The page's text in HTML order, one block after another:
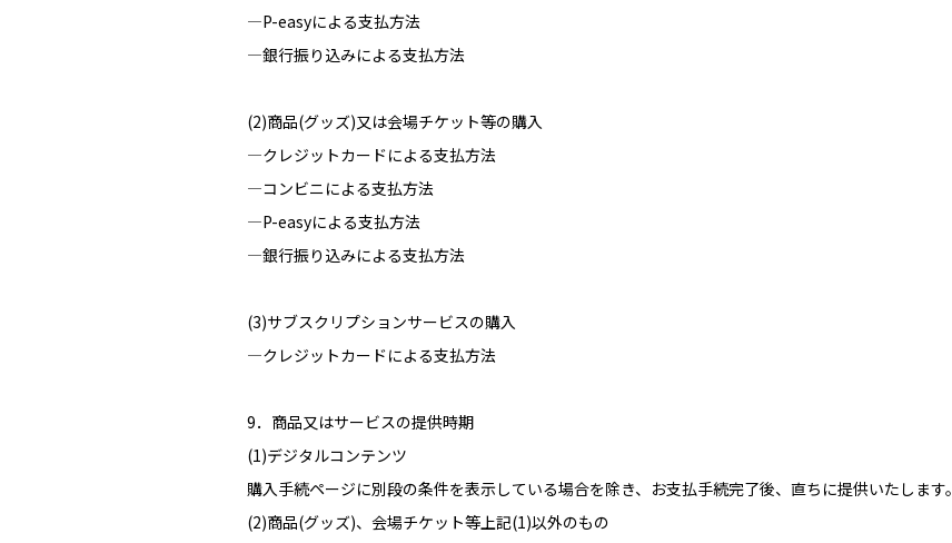
―P-easyによる支払方法
―銀行振り込みによる支払方法
(2)商品(グッズ)又は会場チケット等の購入
―クレジットカードによる支払方法
―コンビニによる支払方法
―P-easyによる支払方法
―銀行振り込みによる支払方法
(3)サブスクリプションサービスの購入
―クレジットカードによる支払方法
9．商品又はサービスの提供時期
(1)デジタルコンテンツ
購入手続ページに別段の条件を表示している場合を除き、お支払手続完了後、直ちに提供いたします。
(2)商品(グッズ)、会場チケット等上記(1)以外のもの